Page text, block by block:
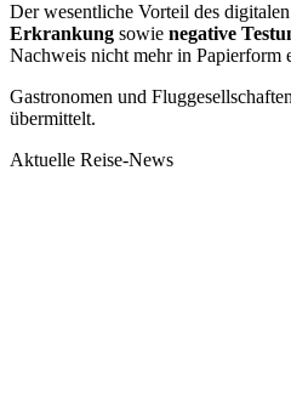
Der wesentliche Vorteil des
Erkrankung sowie negative
Nachweis nicht mehr in Papierform
Gastronomen und
übermittelt.
Aktuelle Reise-News